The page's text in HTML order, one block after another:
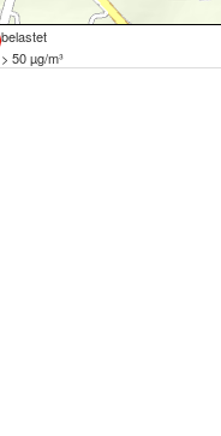
belastet
> 50 µg/m³